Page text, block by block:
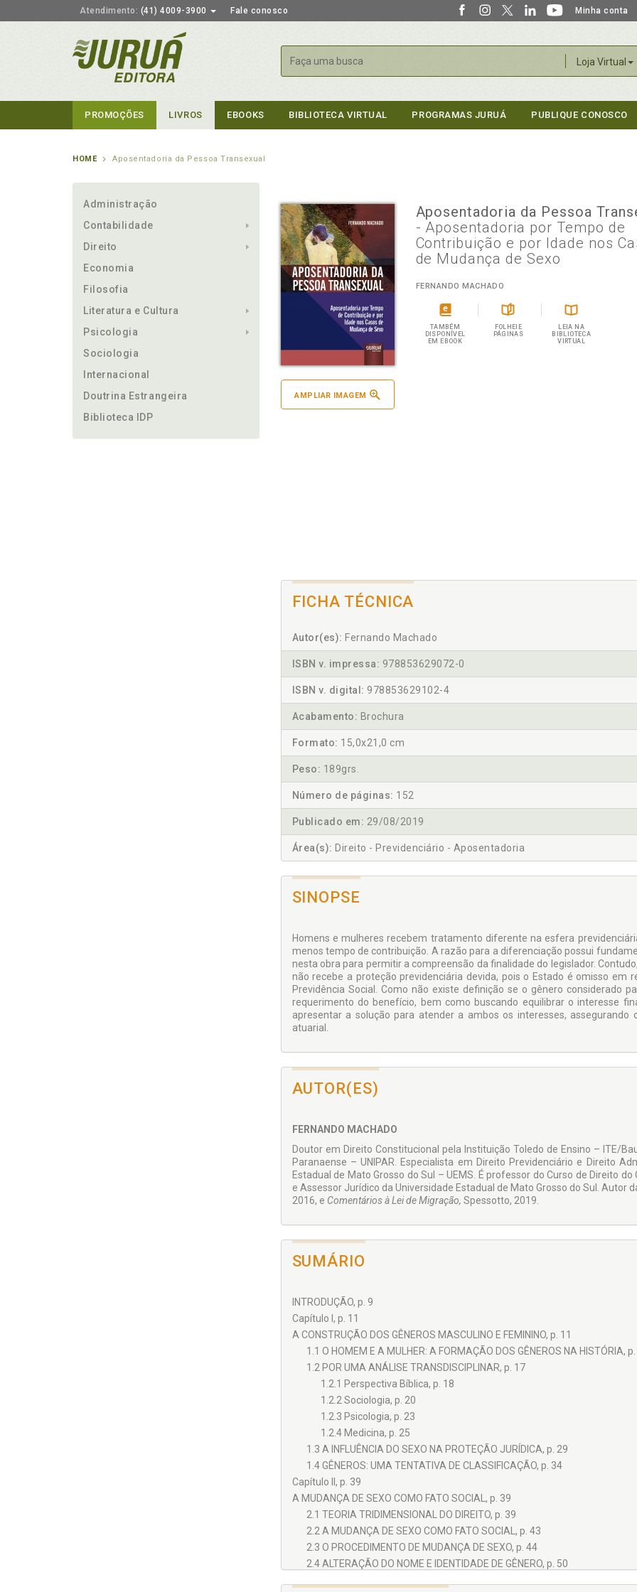
Atendimento: (41) 4009-3900 Fale conosco Minha conta
Loja Virtual
Buscar
PROMOÇÕES LIVROS EBOOKS BIBLIOTECA VIRTUAL PROGRAMAS JURUÁ PUBLIQUE CONOSCO
HOME Aposentadoria da Pessoa Transexual
Administração
Contabilidade
Direito
Economia
Filosofia
Literatura e Cultura
Psicologia
Sociologia
Internacional
Doutrina Estrangeira
Biblioteca IDP
AMPLIAR IMAGEM
Aposentadoria da Pessoa
- Aposentadoria por Tempo de
Contribuição e por Idade nos
de Mudança de Sexo
FERNANDO MACHADO
TAMBÉM
DISPONÍVEL
EM EBOOK
FOLHEIE
PÁGINAS
LEIA NA
BIBLIOTECA
VIRTUAL
FICHA TÉCNICA
Autor(es): Fernando Machado
ISBN v. impressa: 978853629072-0
ISBN v. digital: 978853629102-4
Acabamento: Brochura
Formato: 15,0x21,0 cm
Peso: 189grs.
Número de páginas: 152
Publicado em: 29/08/2019
Área(s): Direito - Previdenciário - Aposentadoria
SINOPSE
Homens e mulheres recebem tratamento diferente na esfera
menos tempo de contribuição. A razão para a diferenciação possui
nesta obra para permitir a compreensão da finalidade do legislador.
não recebe a proteção previdenciária devida, pois o Estado é omisso em
Previdência Social. Como não existe definição se o gênero considerado
requerimento do benefício, bem como buscando equilibrar o interesse
apresentar a solução para atender a ambos os interesses,
atuarial.
AUTOR(ES)
FERNANDO MACHADO
Doutor em Direito Constitucional pela Instituição Toledo de Ensino – ITE/
Paranaense – UNIPAR. Especialista em Direito Previdenciário e Direito
Estadual de Mato Grosso do Sul – UEMS. É professor do Curso de Direito
e Assessor Jurídico da Universidade Estadual de Mato Grosso do Sul. Autor
2016, e Comentários à Lei de Migração, Spessotto, 2019.
SUMÁRIO
INTRODUÇÃO, p. 9
Capítulo I, p. 11
A CONSTRUÇÃO DOS GÊNEROS MASCULINO E FEMININO, p. 11
1.1 O HOMEM E A MULHER: A FORMAÇÃO DOS GÊNEROS NA HISTÓRIA,
1.2 POR UMA ANÁLISE TRANSDISCIPLINAR, p. 17
1.2.1 Perspectiva Bíblica, p. 18
1.2.2 Sociologia, p. 20
1.2.3 Psicologia, p. 23
1.2.4 Medicina, p. 25
1.3 A INFLUÊNCIA DO SEXO NA PROTEÇÃO JURÍDICA, p. 29
1.4 GÊNEROS: UMA TENTATIVA DE CLASSIFICAÇÃO, p. 34
Capítulo II, p. 39
A MUDANÇA DE SEXO COMO FATO SOCIAL, p. 39
2.1 TEORIA TRIDIMENSIONAL DO DIREITO, p. 39
2.2 A MUDANÇA DE SEXO COMO FATO SOCIAL, p. 43
2.3 O PROCEDIMENTO DE MUDANÇA DE SEXO, p. 44
2.4 ALTERAÇÃO DO NOME E IDENTIDADE DE GÊNERO, p. 50